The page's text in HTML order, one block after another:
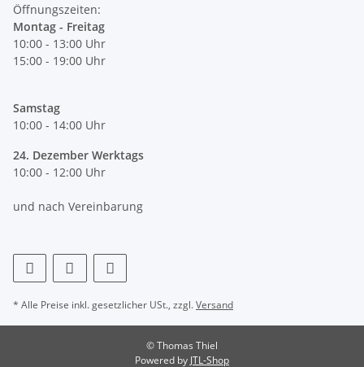
Öffnungszeiten:
Montag - Freitag
10:00 - 13:00 Uhr
15:00 - 19:00 Uhr
Samstag
10:00 - 14:00 Uhr
24. Dezember Werktags
10:00 - 12:00 Uhr
und nach Vereinbarung
* Alle Preise inkl. gesetzlicher USt., zzgl.Versand
© Thomas Thiel
Powered by JTL-Shop